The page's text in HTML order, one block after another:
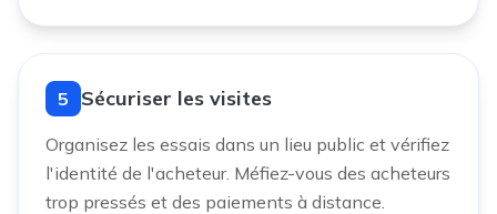
5 Sécuriser les visites
Organisez les essais dans un lieu public et vérifiez
l'identité de l'acheteur. Méfiez-vous des acheteurs
trop pressés et des paiements à distance.